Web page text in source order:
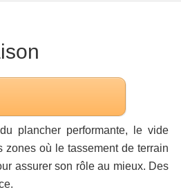
plancher performante, le vide
où le tassement de terrain
assurer son rôle au mieux. Des